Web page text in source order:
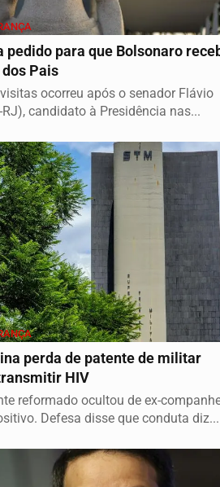
pedido para que Bolsonaro
Pais
ocorreu após o senador Flávio
candidato à Presidência nas...
perda de patente de militar
HIV
reformado ocultou de ex-
Defesa disse que conduta diz...